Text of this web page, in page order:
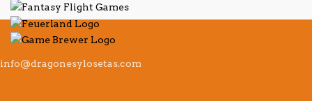
info@dragonesylosetas.com